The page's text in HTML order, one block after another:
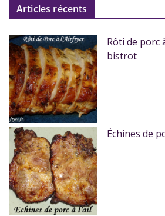
Articles récents
Rôti de porc
bistrot
Échines de